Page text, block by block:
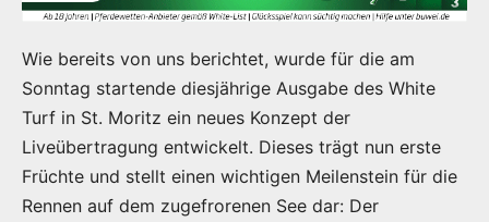
Wie bereits von uns berichtet, wurde für die am
Sonntag startende diesjährige Ausgabe des White
Turf in St. Moritz ein neues Konzept der
Liveübertragung entwickelt. Dieses trägt nun erste
Früchte und stellt einen wichtigen Meilenstein für die
Rennen auf dem zugefrorenen See dar: Der